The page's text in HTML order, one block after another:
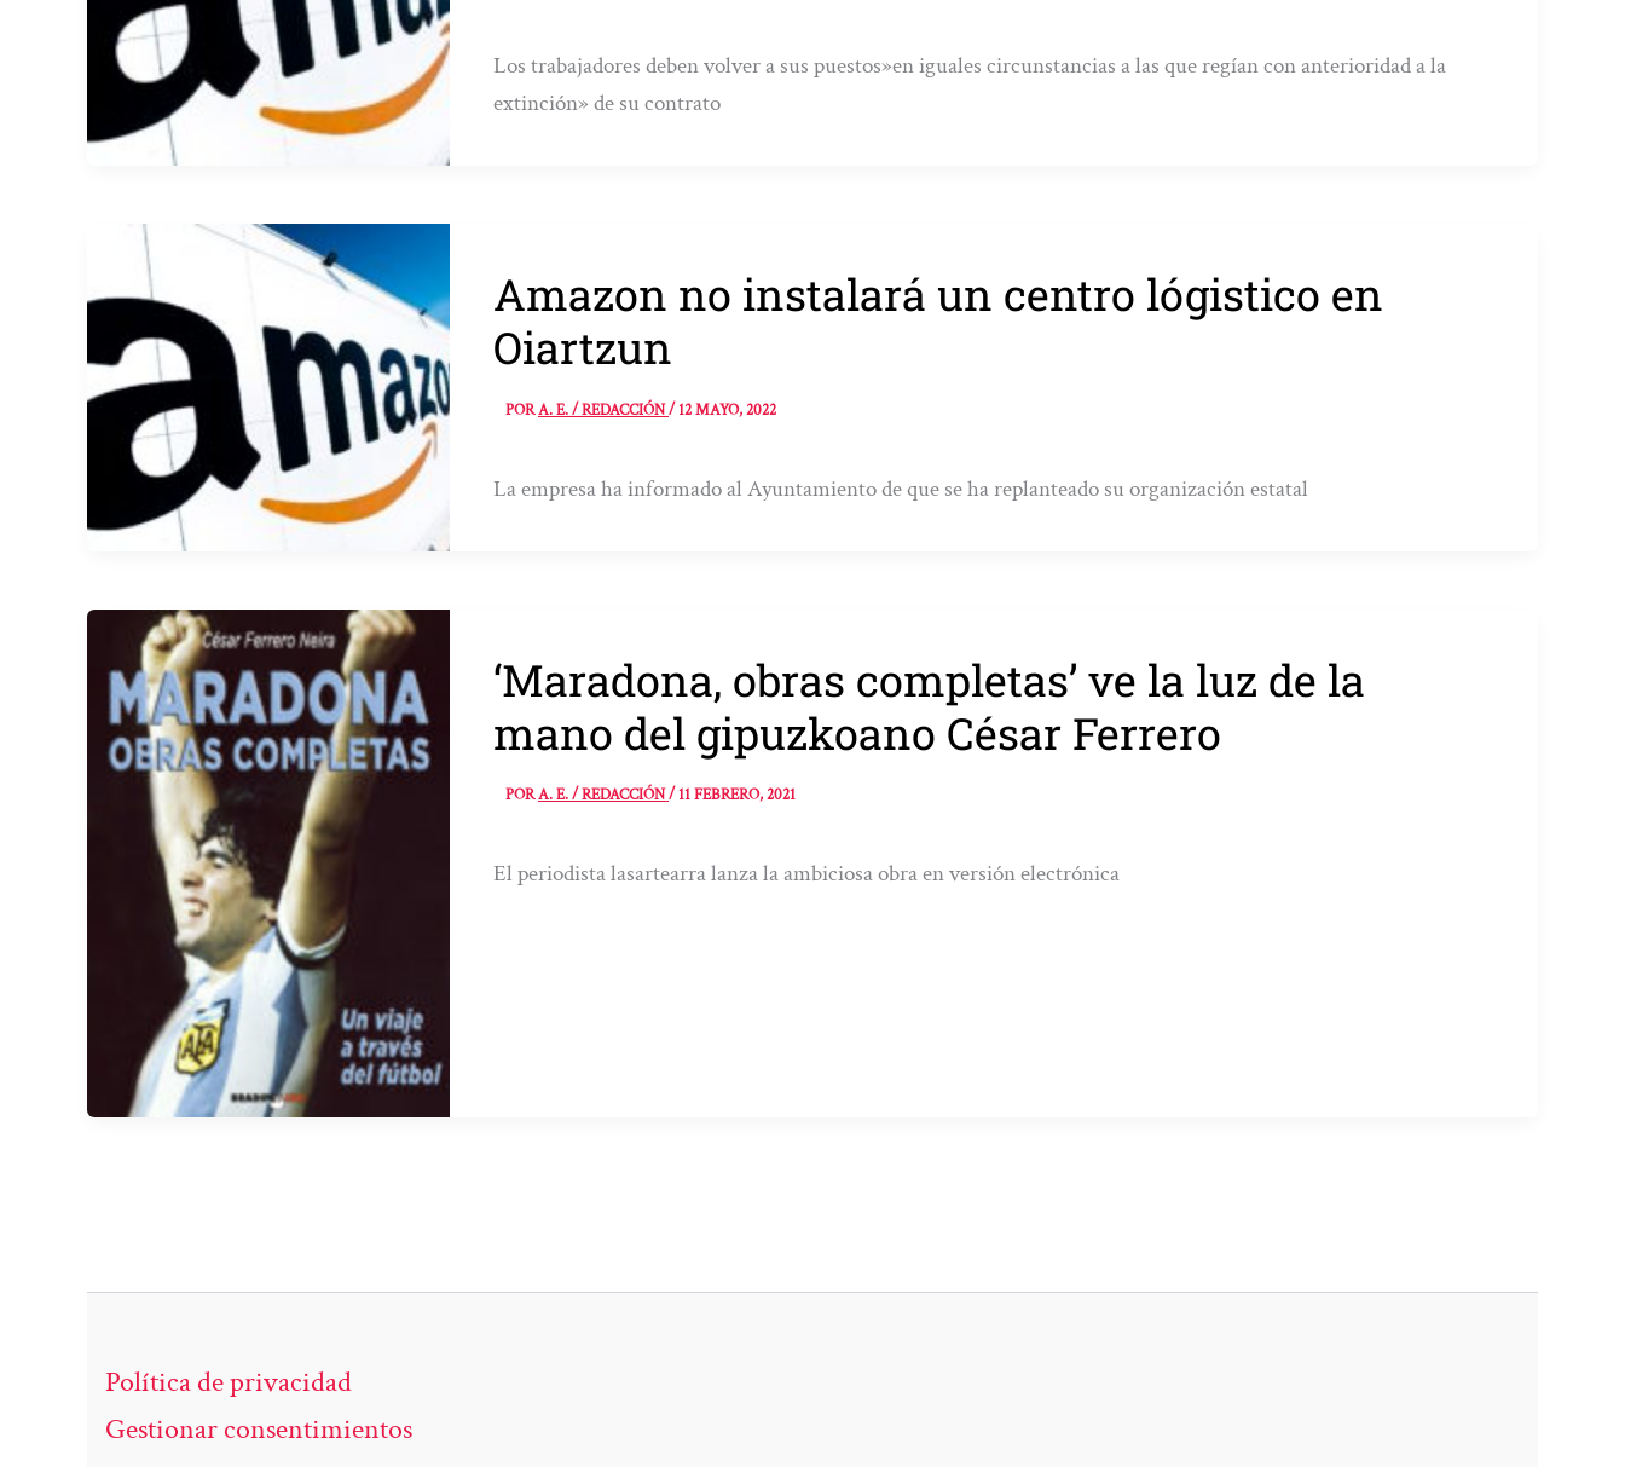
Los trabajadores deben volver a sus puestos»en iguales circunstancias a las que regían con anterioridad a la
extinción» de su contrato
Amazon no instalará un centro lógistico en
Oiartzun
PORA. E. / REDACCIÓN/12 MAYO, 2022
La empresa ha informado al Ayuntamiento de que se ha replanteado su organización estatal
‘Maradona, obras completas’ ve la luz de la
mano del gipuzkoano César Ferrero
PORA. E. / REDACCIÓN/11 FEBRERO, 2021
El periodista lasartearra lanza la ambiciosa obra en versión electrónica
Política de privacidad
Gestionar consentimientos